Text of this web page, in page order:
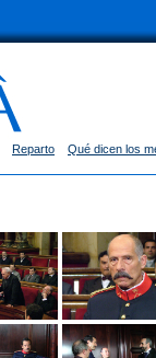
Reparto Qué dicen los